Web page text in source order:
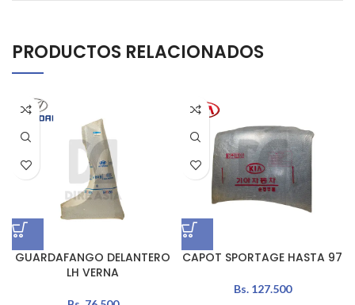
PRODUCTOS RELACIONADOS
GUARDAFANGO DELANTERO
LH VERNA
CAPOT SPORTAGE HASTA 97
Bs.127.500